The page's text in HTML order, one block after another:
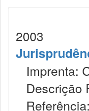
2003
Imprenta:
Descrição